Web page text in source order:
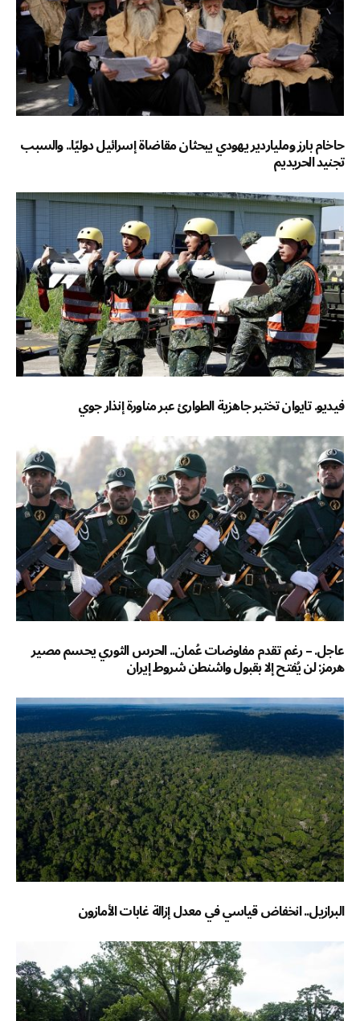
حاخام بارز وملياردير يهودي يبحثان مقاضاة إسرائيل دوليًا.. والسبب
تجنيد الحريديم
فيديو. تايوان تختبر جاهزية الطوارئ عبر مناورة إنذار جوي
عاجل. – رغم تقدم مفاوضات عُمان.. الحرس الثوري يحسم مصير
هرمز: لن يُفتح إلا بقبول واشنطن شروط إيران
البرازيل.. انخفاض قياسي في معدل إزالة غابات الأمازون